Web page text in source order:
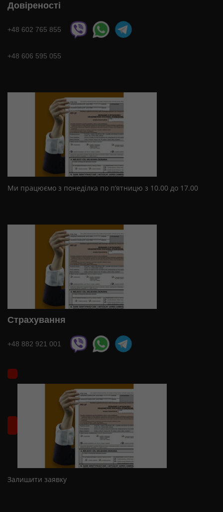
Довіреності
+48 602 765 855
+48 606 595 055
Ми працюємо з понеділка по п’ятницю з 10.00 до 17.00
Страхування
+48 882 921 001
Залишити заявку